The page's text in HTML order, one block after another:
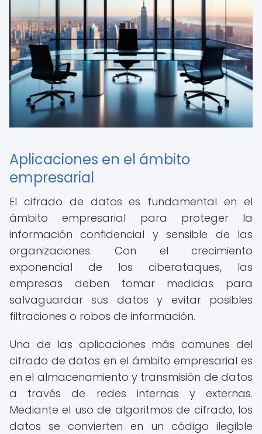
Aplicaciones en el ámbito
empresarial
El cifrado de datos es fundamental en el
ámbito empresarial para proteger la
información confidencial y sensible de las
organizaciones. Con el crecimiento
exponencial de los ciberataques, las
empresas deben tomar medidas para
salvaguardar sus datos y evitar posibles
filtraciones o robos de información.
Una de las aplicaciones más comunes del
cifrado de datos en el ámbito empresarial es
en el almacenamiento y transmisión de datos
a través de redes internas y externas.
Mediante el uso de algoritmos de cifrado, los
datos se convierten en un código ilegible